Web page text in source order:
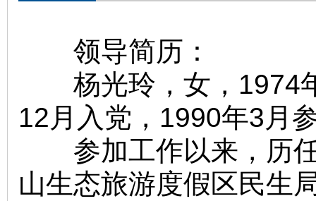
领导简历：
杨光玲，女，1974年
12月入党，1990年3月
参加工作以来，历任
山生态旅游度假区民生